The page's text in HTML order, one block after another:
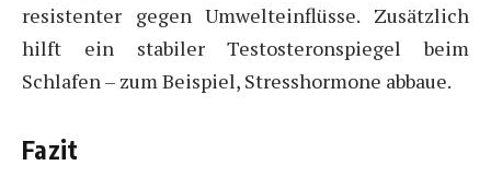
resistenter gegen Umwelteinflüsse. Zusätzlich
hilft ein stabiler Testosteronspiegel beim
Schlafen – zum Beispiel, Stresshormone abbaue.
Fazit